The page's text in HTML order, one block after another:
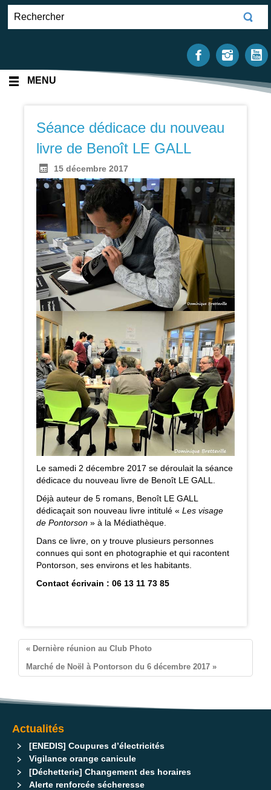
MENU
Séance dédicace du nouveau
livre de Benoît LE GALL
15 décembre 2017
Le samedi 2 décembre 2017 se déroulait la séance
dédicace du nouveau livre de Benoît LE GALL.
Déjà auteur de 5 romans, Benoît LE GALL
dédicaçait son nouveau livre intitulé « Les visage
de Pontorson » à la Médiathèque.
Dans ce livre, on y trouve plusieurs personnes
connues qui sont en photographie et qui racontent
Pontorson, ses environs et les habitants.
Contact écrivain : 06 13 11 73 85
« Dernière réunion au Club Photo
Marché de Noël à Pontorson du 6 décembre 2017 »
Actualités
[ENEDIS] Coupures d’électricités
Vigilance orange canicule
[Déchetterie] Changement des horaires
Alerte renforcée sécheresse